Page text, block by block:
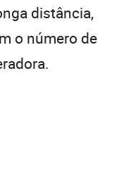
distância,
o número de